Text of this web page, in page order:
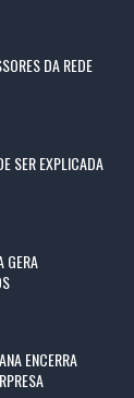
DA REDE
SER EXPLICADA
GERA
ENCERRA